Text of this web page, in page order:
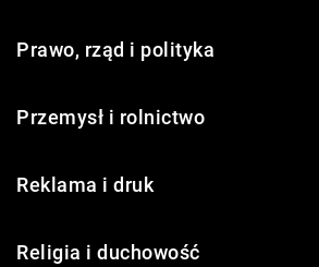
Prawo, rząd i polityka
Przemysł i rolnictwo
Reklama i druk
Religia i duchowość